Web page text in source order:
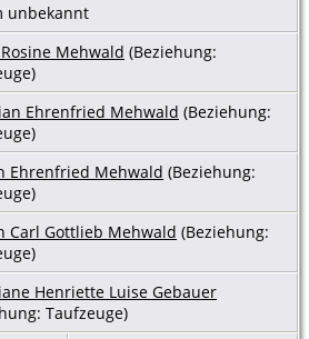
unbekannt
Mehwald (Beziehung:
Ehrenfried Mehwald (Beziehung:
Ehrenfried Mehwald (Beziehung:
Carl Gottlieb Mehwald (Beziehung:
Henriette Luise Gebauer
Taufzeuge)